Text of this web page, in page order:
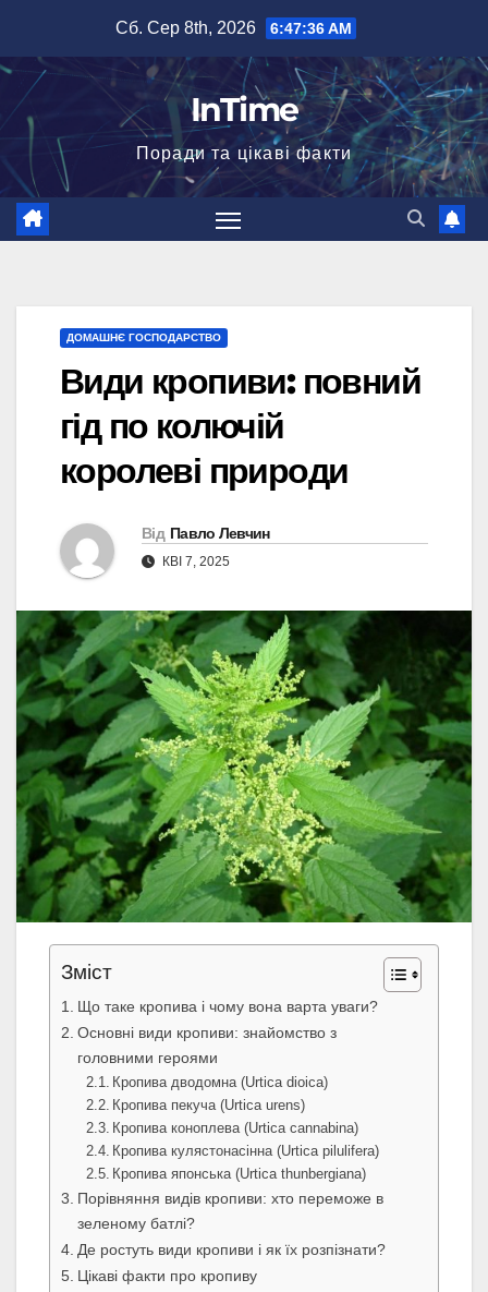
вмісту
Сб. Сер 8th, 2026 6:47:38 AM
InTime
Поради та цікаві факти
ДОМАШНЄ ГОСПОДАРСТВО
Види кропиви: повний
гід по колючій
королеві природи
Від Павло Левчин
КВІ 7, 2025
Зміст
Що таке кропива і чому вона варта уваги?
Основні види кропиви: знайомство з
головними героями
Кропива дводомна (Urtica dioica)
Кропива пекуча (Urtica urens)
Кропива коноплева (Urtica cannabina)
Кропива кулястонасінна (Urtica pilulifera)
Кропива японська (Urtica thunbergiana)
Порівняння видів кропиви: хто переможе в
зеленому батлі?
Де ростуть види кропиви і як їх розпізнати?
Цікаві факти про кропиву